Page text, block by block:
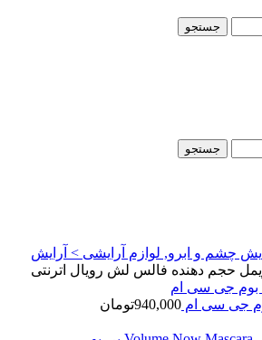
جستجو
جستجو
چشم و ابرو, لوازم آرایشی > آرایش
حجم دهنده فالس لش رویال اترنتی
جی سی ام 940,000تومان